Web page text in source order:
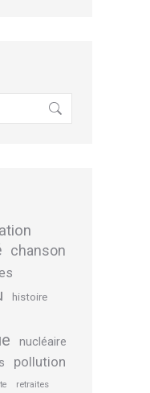
chanson
histoire
nucléaire
pollution
retraites